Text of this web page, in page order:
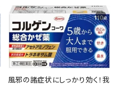
風邪の諸症状にしっかり効く！我
favorite